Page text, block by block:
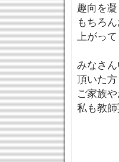
趣向を
もちろ
上がって
みなさ
頂いた
ご家族
私も教